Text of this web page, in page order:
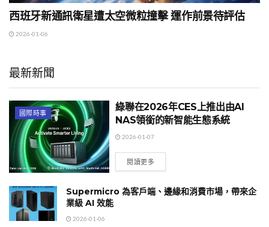
西班牙新通訊衛星遭太空微粒撞擊 運作前景待評估
2026-01-06
最新新聞
國際時事
綠聯在2026年CES上推出由AI
NAS領銜的新智能生態系統
2026-01-07
閱讀更多
Supermicro 為客戶端、邊緣和消費市場，帶來企
業級 AI 效能
2026-01-06